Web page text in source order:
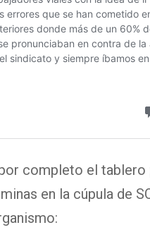
completo el
en la cúpula de